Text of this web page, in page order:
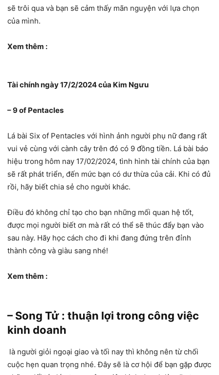
sẽ trôi qua và bạn sẽ cảm thấy mãn nguyện với lựa chọn
của mình.
Xem thêm :
Tài chính ngày 17/2/2024 của Kim Ngưu
– 9 of Pentacles
Lá bài Six of Pentacles với hình ảnh người phụ nữ đang rất
vui vẻ cùng với cành cây trên đó có 9 đồng tiền. Lá bài báo
hiệu trong hôm nay 17/02/2024, tình hình tài chính của bạn
sẽ rất phát triển, đến mức bạn có dư thừa của cải. Khi có đủ
rồi, hãy biết chia sẻ cho người khác.
Điều đó không chỉ tạo cho bạn những mối quan hệ tốt,
được mọi người biết ơn mà rất có thể sẽ thúc đẩy bạn vào
sau này. Hãy học cách cho đi khi đang đứng trên đỉnh
thành công và giàu sang nhé!
Xem thêm :
– Song Tử : thuận lợi trong công việc
kinh doanh
là người giỏi ngoại giao và tối nay thì không nên từ chối
cuộc hẹn quan trọng nhé. Đây sẽ là cơ hội để bạn gặp được